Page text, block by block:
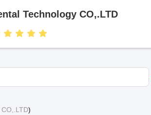
Technology CO,.LTD
)